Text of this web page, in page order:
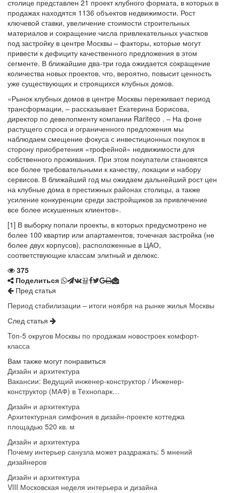
столице представлен 21 проект клубного формата, в которых в
продажах находятся 1136 объектов недвижимости. Рост
ключевой ставки, увеличение стоимости строительных
материалов и сокращение числа привлекательных участков
под застройку в центре Москвы – факторы, которые могут
привести к дефициту качественного предложения в этом
сегменте. В ближайшие два-три года ожидается сокращение
количества новых проектов, что, вероятно, повысит ценность
уже существующих и строящихся клубных домов.
«Рынок клубных домов в центре Москвы переживает период
трансформации, – рассказывает Екатерина Борисова,
директор по девелопменту компании Rariteco . – На фоне
растущего спроса и ограниченного предложения мы
наблюдаем смещение фокуса с инвестиционных покупок в
сторону приобретения «трофейной» недвижимости для
собственного проживания. При этом покупатели становятся
все более требовательными к качеству, локации и набору
сервисов. В ближайший год мы ожидаем дальнейший рост цен
на клубные дома в престижных районах столицы, а также
усиление конкуренции среди застройщиков за привлечение
все более искушенных клиентов».
[1] В выборку попали проекты, в которых предусмотрено не
более 100 квартир или апартаментов, точечная застройка (не
более двух корпусов), расположенные в ЦАО,
соответствующие классам элитный и делюкс.
375
Поделиться
Пред статья
Период стабилизации – итоги ноября на рынке жилья Москвы
След статья
Toп-5 округов Москвы по продажам новостроек комфорт-
класса
Вам также могут понравиться
Дизайн и архитектура
Вакансии: Ведущий инженер-конструктор / Инженер-
конструктор (МАФ) в Технопарк…
Дизайн и архитектура
Архитектурная симфония в дизайн-проекте коттеджа
площадью 520 кв. м
Дизайн и архитектура
Почему интерьер санузла может раздражать: 5 мнений
дизайнеров
Дизайн и архитектура
VIII Московская неделя интерьера и дизайна